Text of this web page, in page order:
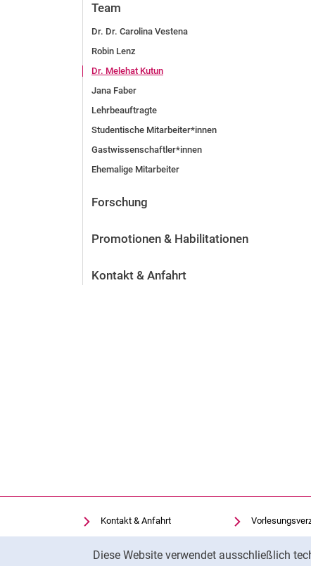
Diese Website verwendet ausschließlich
Team
Dr. Dr. Carolina Vestena
Robin Lenz
Dr. Melehat Kutun
Jana Faber
Lehrbeauftragte
Studentische Mitarbeiter*innen
Gastwissenschaftler*innen
Ehemalige Mitarbeiter
Forschung
Promotionen & Habilitationen
Kontakt & Anfahrt
Kontakt & Anfahrt
Einrichtungen suchen
Stellenangebote
Uni-Bibliothek
Moodle